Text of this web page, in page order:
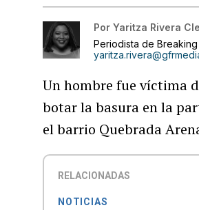
Por Yaritza Rivera
Periodista de
Un hombre fue víctima
botar la basura en la
el barrio Quebrada
RELACIONADAS
NOTICIAS